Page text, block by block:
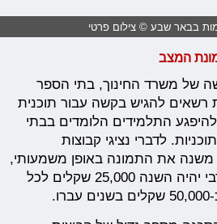
בבאר שבע © צילום פרטי
המצב
של משרד החינוך, בתי הספר
רשאים להגיש בקשה עבור תוכנית
התלמידים הלומדים בבתי
לדברי נציגי קבוצות
משנה את התמונה באופן משמעותי,
כך שסכום התמיכה המרבי יהיה השנה 25,000 שקלים לכל